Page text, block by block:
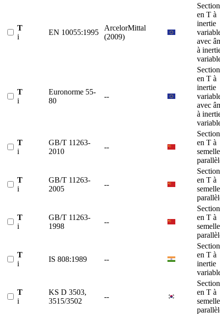
T
i
EN 10055:1995
ArcelorMittal
(2009)
en T à
inertie
avec
à
T
i
Euronorme 55-
80
--
en T à
inertie
avec
à
T
i
GB/T 11263-
2010
--
en T à
T
i
GB/T 11263-
2005
--
en T à
T
i
GB/T 11263-
1998
--
en T à
T
i
IS 808:1989 --
en T à
inertie
T
i
KS D 3503,
3515/3502
--
en T à